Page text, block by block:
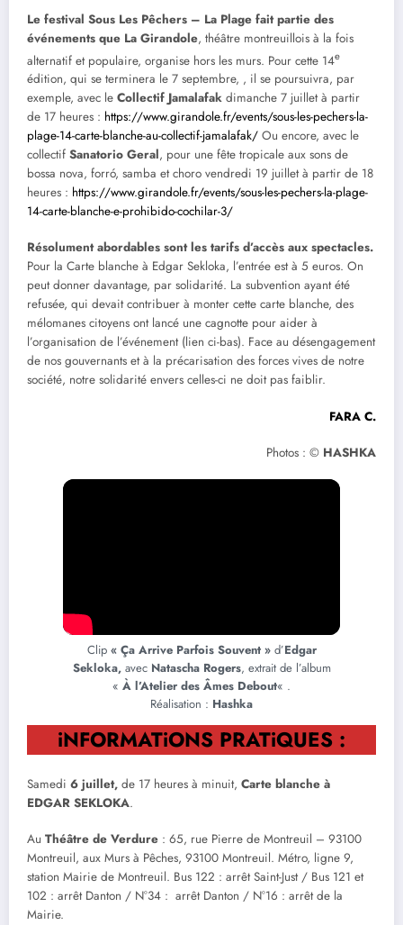
Le festival Sous Les Pêchers – La Plage fait partie des
événements que La Girandole, théâtre montreuillois à la fois
alternatif et populaire, organise hors les murs. Pour cette 14e
édition, qui se terminera le 7 septembre, , il se poursuivra, par
exemple, avec le Collectif Jamalafak dimanche 7 juillet à partir
de 17 heures : https://www.girandole.fr/events/sous-les-pechers-la-
plage-14-carte-blanche-au-collectif-jamalafak/ Ou encore, avec le
collectif Sanatorio Geral, pour une fête tropicale aux sons de
bossa nova, forró, samba et choro vendredi 19 juillet à partir de 18
heures : https://www.girandole.fr/events/sous-les-pechers-la-plage-
14-carte-blanche-e-prohibido-cochilar-3/
Résolument abordables sont les tarifs d’accès aux spectacles.
Pour la Carte blanche à Edgar Sekloka, l’entrée est à 5 euros. On
peut donner davantage, par solidarité. La subvention ayant été
refusée, qui devait contribuer à monter cette carte blanche, des
mélomanes citoyens ont lancé une cagnotte pour aider à
l’organisation de l’événement (lien ci-bas). Face au désengagement
de nos gouvernants et à la précarisation des forces vives de notre
société, notre solidarité envers celles-ci ne doit pas faiblir.
FARA C.
Photos : © HASHKA
Clip« Ça Arrive Parfois Souvent » d’Edgar
Sekloka, avecNatascha Rogers, extrait de l’album
« À l’Atelier des Âmes Debout« .
Réalisation : Hashka
iNFORMATiONS PRATiQUES :
Samedi 6 juillet, de 17 heures à minuit, Carte blanche à
EDGAR SEKLOKA.
Au Théâtre de Verdure : 65, rue Pierre de Montreuil – 93100
Montreuil, aux Murs à Pêches, 93100 Montreuil. Métro, ligne 9,
station Mairie de Montreuil. Bus 122 : arrêt Saint-Just / Bus 121 et
102 : arrêt Danton / N°34 : arrêt Danton / N°16 : arrêt de la
Mairie.